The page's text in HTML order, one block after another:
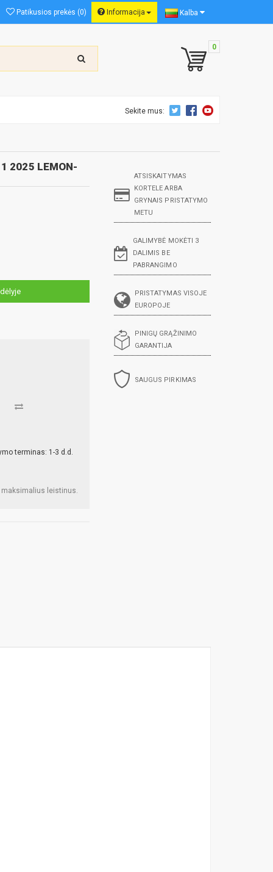
Patikusios prekės (0) Informacija Kalba
0
Sekite mus:
2025 LEMON-
terminas: 1-3 d.d.
maksimalius leistinus.
ATSISKAITYMAS
KORTELE ARBA
GRYNAIS PRISTATYMO
METU
GALIMYBĖ MOKĖTI 3
DALIMIS BE
PABRANGIMO
PRISTATYMAS VISOJE
EUROPOJE
PINIGŲ GRĄŽINIMO
GARANTIJA
SAUGUS PIRKIMAS